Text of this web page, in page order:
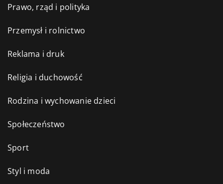
Prawo, rząd i polityka
Przemysł i rolnictwo
Reklama i druk
Religia i duchowość
Rodzina i wychowanie dzieci
Społeczeństwo
Sport
Styl i moda